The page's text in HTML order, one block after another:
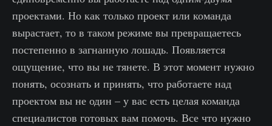
проектами. Но как только проект или команда
вырастает, то в таком режиме вы превращаетесь
постепенно в загнанную лошадь. Появляется
ощущение, что вы не тянете. В этот момент нужно
понять, осознать и принять, что работаете над
проектом вы не один – у вас есть целая команда
специалистов готовых вам помочь. Все что нужно